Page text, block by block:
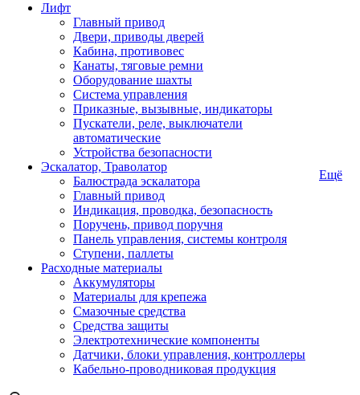
Лифт
Главный привод
Двери, приводы дверей
Кабина, противовес
Канаты, тяговые ремни
Оборудование шахты
Система управления
Приказные, вызывные, индикаторы
Пускатели, реле, выключатели
автоматические
Устройства безопасности
Эскалатор, Траволатор
Балюстрада эскалатора
Главный привод
Индикация, проводка, безопасность
Поручень, привод поручня
Панель управления, системы контроля
Ступени, паллеты
Расходные материалы
Аккумуляторы
Материалы для крепежа
Смазочные средства
Средства защиты
Электротехнические компоненты
Датчики, блоки управления, контроллеры
Кабельно-проводниковая продукция
Ещё